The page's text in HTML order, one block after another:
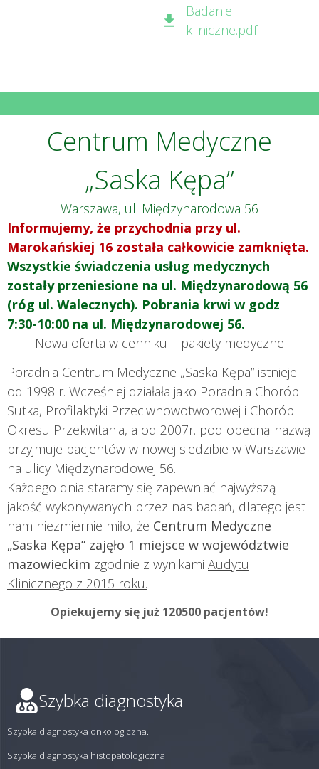
Badanie
kliniczne.pdf
Centrum Medyczne
„Saska Kępa”
Warszawa, ul. Międzynarodowa 56
Informujemy, że przychodnia przy ul.
Marokańskiej 16 została całkowicie zamknięta.
Wszystkie świadczenia usług medycznych
zostały przeniesione na ul. Międzynarodową 56
(róg ul. Walecznych). Pobrania krwi w godz
7:30-10:00 na ul. Międzynarodowej 56.
Nowa oferta w cenniku – pakiety medyczne
Poradnia Centrum Medyczne „Saska Kępa” istnieje
od 1998 r. Wcześniej działała jako Poradnia Chorób
Sutka, Profilaktyki Przeciwnowotworowej i Chorób
Okresu Przekwitania, a od 2007r. pod obecną nazwą
przyjmuje pacjentów w nowej siedzibie w Warszawie
na ulicy Międzynarodowej 56.
Każdego dnia staramy się zapewniać najwyższą
jakość wykonywanych przez nas badań, dlatego jest
nam niezmiernie miło, że Centrum Medyczne
„Saska Kępa” zajęło 1 miejsce w województwie
mazowieckim zgodnie z wynikami Audytu
Klinicznego z 2015 roku.
Opiekujemy się już 120500 pacjentów!
Szybka diagnostyka
Szybka diagnostyka onkologiczna.
Szybka diagnostyka histopatologiczna